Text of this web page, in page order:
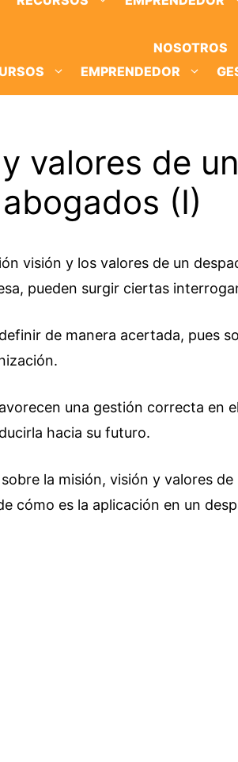
NOSOTROS
EMPRENDEDOR
valores de un
(I)
visión y los valores de un
pueden surgir ciertas
de manera acertada, pues
una gestión correcta en
hacia su futuro.
la misión, visión y valores de
cómo es la aplicación en un